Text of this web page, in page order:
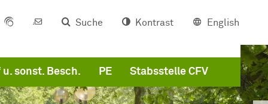
Suche Kontrast English
u. sonst. Besch. PE Stabsstelle CFV